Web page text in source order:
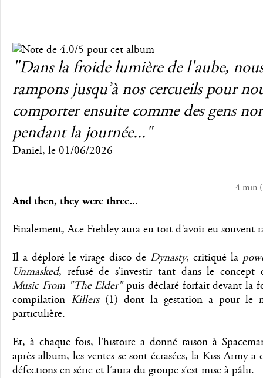
"Dans la froide lumière de l'aube,
rampons jusqu’à nos cercueils pour
comporter ensuite comme des gens
pendant la journée..."
Daniel, le 01/06/2026
4 min(
And then, they were three...
Finalement, Ace Frehley aura eu tort d’avoir eu souvent
Il a déploré le virage disco de Dynasty, critiqué la
Unmasked, refusé de s’investir tant dans le concept
Music From "The Elder"puis déclaré forfait devant la
compilation Killers(1) dont la gestation a pour le
particulière.
Et, à chaque fois, l’histoire a donné raison à
après album, les ventes se sont écrasées, la Kiss Army a
défections en série et l’aura du groupe s’est mise à pâlir.